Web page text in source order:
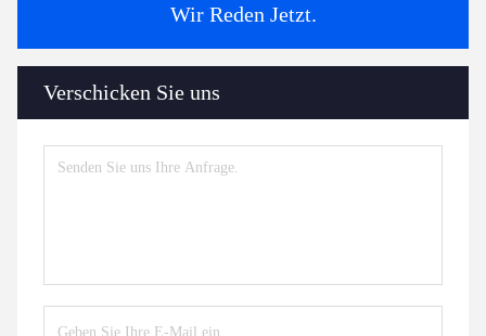
Wir Reden Jetzt.
Verschicken Sie uns